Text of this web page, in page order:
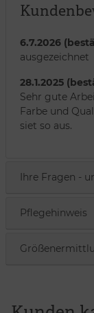
6.7.2026
ausgezeichnet
28.1.2025
Sehr gute
Farbe und
siet so aus.
Ihre Fragen -
Pflegehinweis